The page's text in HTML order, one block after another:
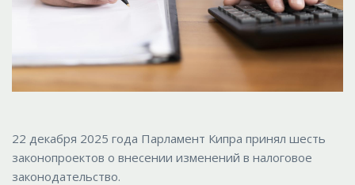
22 декабря 2025 года Парламент Кипра принял шесть
законопроектов о внесении изменений в налоговое
законодательство.